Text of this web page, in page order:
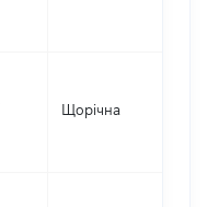
Щорічна